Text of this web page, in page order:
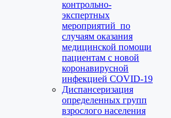
контрольно-
экспертных
мероприятий по
случаям оказания
медицинской помощи
пациентам с новой
коронавирусной
инфекцией COVID-19
Диспансеризация
определенных групп
взрослого населения